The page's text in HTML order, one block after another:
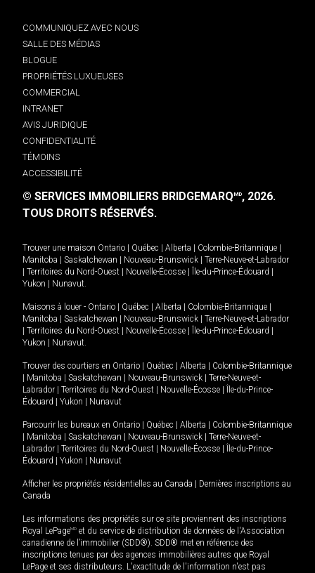
COMMUNIQUEZ AVEC NOUS
SALLE DES MÉDIAS
BLOGUE
PROPRIÉTÉS LUXUEUSES
COMMERCIAL
INTRANET
AVIS JURIDIQUE
CONFIDENTIALITÉ
TÉMOINS
ACCESSIBILITÉ
© SERVICES IMMOBILIERS BRIDGEMARQMD, 2026.
TOUS DROITS RÉSERVÉS.
Trouver une maison Ontario Québec Alberta Colombie-Britannique
Manitoba
Saskatchewan Nouveau-Brunswick
Terre-Neuve-et-Labrador
Territoires du Nord-Ouest Nouvelle-Écosse Île-du-Prince-Édouard
Yukon
Nunavut.
Maisons à louer - Ontario Québec Alberta Colombie-Britannique
Manitoba
Saskatchewan Nouveau-Brunswick
Terre-Neuve-et-Labrador
Territoires du Nord-Ouest Nouvelle-Écosse Île-du-Prince-Édouard
Yukon
Nunavut.
Trouver des courtiers en Ontario Québec Alberta
Colombie-Britannique
Manitoba Saskatchewan Nouveau-Brunswick
Terre-Neuve-et-
Labrador
Territoires du Nord-Ouest Nouvelle-Écosse
Île-du-Prince-
Édouard
Yukon Nunavut
Parcourir les bureaux en Ontario Québec Alberta
Colombie-Britannique
Manitoba Saskatchewan Nouveau-Brunswick
Terre-Neuve-et-
Labrador
Territoires du Nord-Ouest Nouvelle-Écosse
Île-du-Prince-
Édouard
Yukon Nunavut
Afficher les propriétés résidentielles au Canada
Dernières inscriptions au
Canada
Les informations des propriétés sur ce site proviennent des inscriptions
Royal LePageMD et du service de distribution de données de l'Association
canadienne de l’immobilier (SDD®). SDD® met en référence des
inscriptions tenues par des agences immobilières autres que Royal
LePage et ses distributeurs. L'exactitude de l'information n'est pas